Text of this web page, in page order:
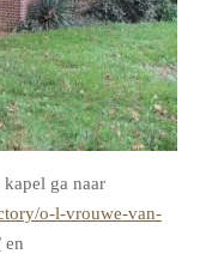
ga naar
o-l-vrouwe-van-
en